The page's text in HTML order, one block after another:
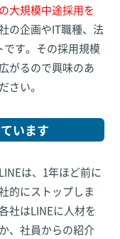
大規模中途採用を
の企画やIT職種、法
す。その採用規模
がるので興味のあ
さい。
います
は、1年ほど前に
的にストップしま
社はLINEに人材を
、社員からの紹介